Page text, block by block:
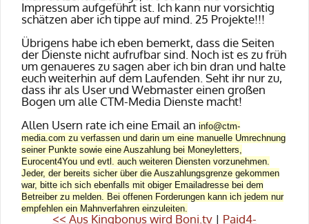
Impressum aufgeführt ist. Ich kann nur vorsichtig
schätzen aber ich tippe auf mind. 25 Projekte!!!
Übrigens habe ich eben bemerkt, dass die Seiten
der Dienste nicht aufrufbar sind. Noch ist es zu früh
um genaueres zu sagen aber ich bin dran und halte
euch weiterhin auf dem Laufenden. Seht ihr nur zu,
dass ihr als User und Webmaster einen großen
Bogen um alle CTM-Media Dienste macht!
Allen Usern rate ich eine Email an info@ctm-
media.com zu verfassen und darin um eine manuelle Umrechnung
seiner Punkte sowie eine Auszahlung bei Moneyletters,
Eurocent4You und evtl. auch weiteren Diensten vorzunehmen.
Jeder, der bereits sicher über die Auszahlungsgrenze gekommen
war, bitte ich sich ebenfalls mit obiger Emailadresse bei dem
Betreiber zu melden. Bei offenen Forderungen kann ich jedem nur
empfehlen ein Mahnverfahren einzuleiten.
<< Aus Kingbonus wird Boni.tv | Paid4-